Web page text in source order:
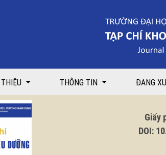
THÔNG TIN ĐANG
Giấy phép
DOI: